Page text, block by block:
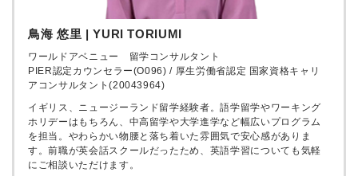
鳥海 悠里 | YURI TORIUMI
ワールドアベニュー 留学コンサルタント
PIER認定カウンセラー(O096) / 厚生労働省認定 国家資格キャリ
アコンサルタント(20043964)
イギリス、ニュージーランド留学経験者。語学留学やワーキング
ホリデーはもちろん、中高留学や大学進学など幅広いプログラム
を担当。やわらかい物腰と落ち着いた雰囲気で安心感がありま
す。前職が英会話スクールだったため、英語学習についても気軽
にご相談いただけます。